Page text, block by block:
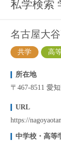
私学検索
名古屋大
共学 高
所在地
〒467-8511 愛
URL
https://
中学校・高等